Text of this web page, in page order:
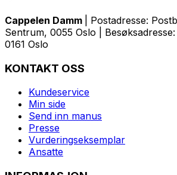
Cappelen Damm
| Postadresse:
Sentrum, 0055 Oslo |
0161 Oslo
KONTAKT OSS
Kundeservice
Min side
Send inn manus
Presse
Vurderingseksemplar
Ansatte